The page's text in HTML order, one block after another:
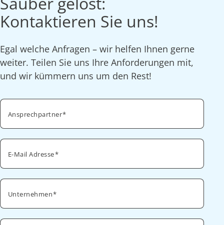
Kontaktieren Sie uns!
Egal welche Anfragen – wir helfen Ihnen gerne
weiter. Teilen Sie uns Ihre Anforderungen mit,
und wir kümmern uns um den Rest!
Ansprechpartner
E-Mail Adresse
Unternehmen